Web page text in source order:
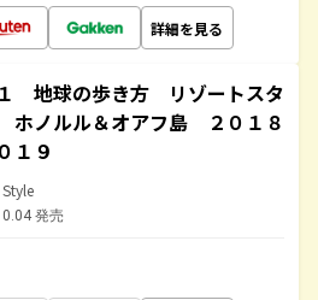
詳細を見る
地球の歩き方 リゾートスタ
ノルル＆オアフ島 ２０１８
１９
発売